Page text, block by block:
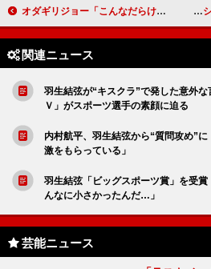
オダギリジョー「こんなだらけたトークでいいんですか？」 古着リメークへのこだわりを明かす 山
関連ニュース
羽生結弦が“キスクラ”で発した意外
Ｖ」がスポーツ選手の素顔に迫る
内村航平、羽生結弦から“質問攻め”
激をもらっている」
羽生結弦「ビッグスポーツ賞」を受
んなに小さかったんだ…」
芸能ニュース